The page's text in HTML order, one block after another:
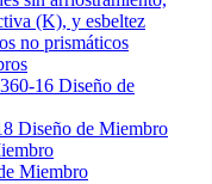
(K), y esbeltez
no prismáticos
16 Diseño de
Diseño de Miembro
Miembro